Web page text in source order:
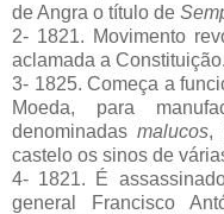
de Angra o título de
2- 1821. Movimento
aclamada a Constituição.
3- 1825. Começa a
Moeda, para
denominadasmalucos,
castelo os sinos de
4- 1821. É
general Francisco